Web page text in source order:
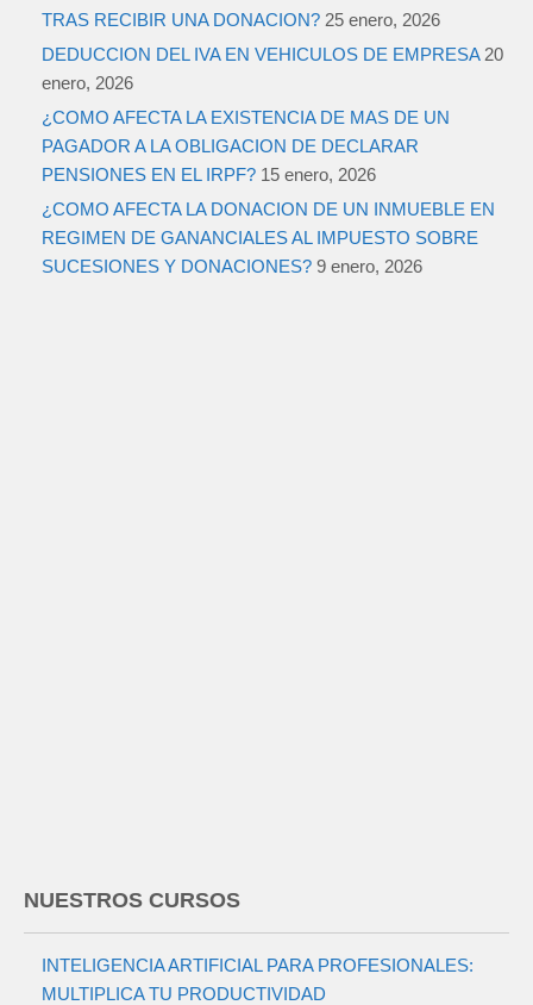
TRAS RECIBIR UNA DONACION? 25 enero, 2026
DEDUCCION DEL IVA EN VEHICULOS DE EMPRESA 20
enero, 2026
¿COMO AFECTA LA EXISTENCIA DE MAS DE UN
PAGADOR A LA OBLIGACION DE DECLARAR
PENSIONES EN EL IRPF? 15 enero, 2026
¿COMO AFECTA LA DONACION DE UN INMUEBLE EN
REGIMEN DE GANANCIALES AL IMPUESTO SOBRE
SUCESIONES Y DONACIONES? 9 enero, 2026
NUESTROS CURSOS
INTELIGENCIA ARTIFICIAL PARA PROFESIONALES:
MULTIPLICA TU PRODUCTIVIDAD